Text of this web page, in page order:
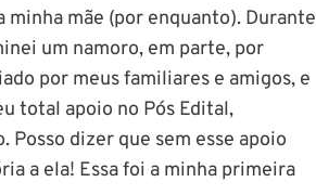
mãe (por enquanto). Durante
um namoro, em parte, por
por meus familiares e amigos, e
total apoio no Pós Edital,
dizer que sem esse apoio
a ela! Essa foi a minha primeira